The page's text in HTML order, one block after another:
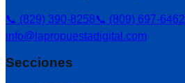
📞 (829) 390-8258📞 (809) 697-6462
info@lapropuestadigital.com
Secciones